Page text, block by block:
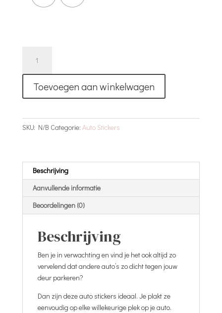
Driver
Auto
Sticker
|
3
aantal
Toevoegen aan winkelwagen
SKU: N/B Categorie: Auto Stickers
Beschrijving
Aanvullende informatie
Beoordelingen (0)
Beschrijving
Ben je in verwachting en vind je het ook altijd zo
vervelend dat andere auto’s zo dicht tegen jouw
deur parkeren?
Dan zijn deze auto stickers ideaal. Je plakt ze
eenvoudig op elke willekeurige plek op je auto.